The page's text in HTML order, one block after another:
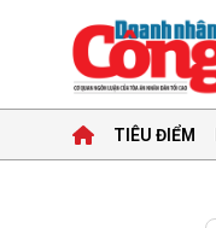
TIÊU ĐIỂM